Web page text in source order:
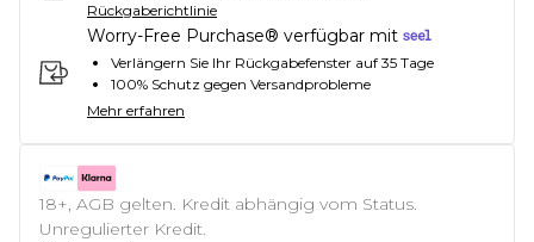
Rückgaberichtlinie
Worry-Free Purchase® verfügbar mit
Verlängern Sie Ihr Rückgabefenster auf 35 Tage
100% Schutz gegen Versandprobleme
Mehr erfahren
18+, AGB gelten. Kredit abhängig vom Status.
Unregulierter Kredit.